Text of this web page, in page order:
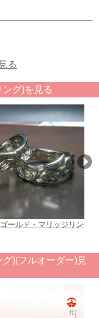
る
グ)を見る
ールド・マリッジリン
)(フルオーダー)見